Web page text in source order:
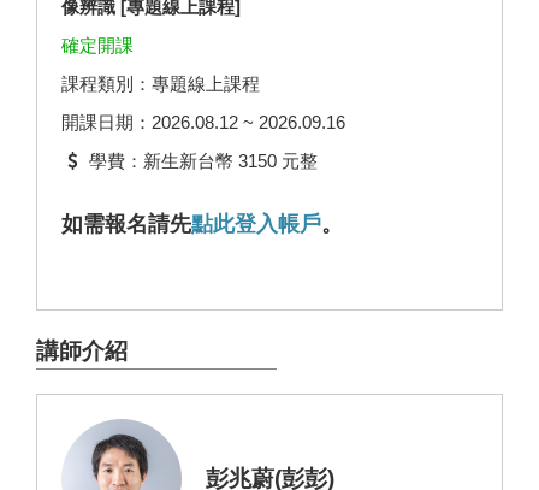
像辨識 [專題線上課程]
確定開課
課程類別：專題線上課程
開課日期：2026.08.12 ~ 2026.09.16
學費：新生新台幣 3150 元整
如需報名請先點此登入帳戶。
講師介紹
彭兆蔚(彭彭)